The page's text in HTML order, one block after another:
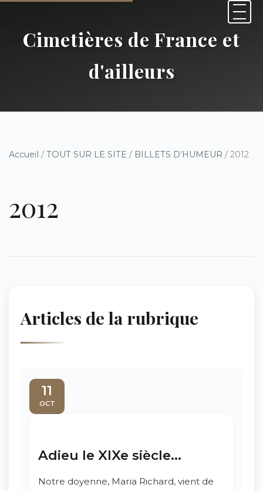
Cimetières de France et
d'ailleurs
Accueil / TOUT SUR LE SITE / BILLETS D’HUMEUR / 2012
2012
Articles de la rubrique
11
OCT
Adieu le XIXe siècle...
Notre doyenne, Maria Richard, vient de